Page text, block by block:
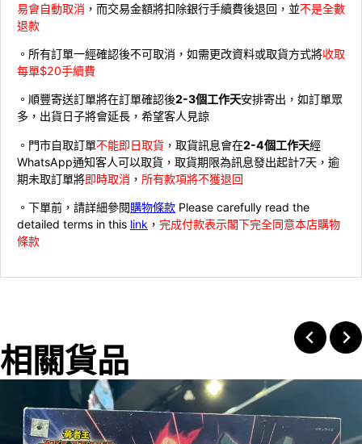
易會自動取消 ，而交易金額將扣除銀行手續費後退回，並不是全數
退款
。所有訂單一經確認後不可取消，如需更改資料或取貨方式將收取
每單$20手續費
。順豐寄送訂單將在訂單確認後2-3個工作天安排寄出，如訂單眾
多，出貨日子將會延長，希望客人見諒
。門市自取訂單不能即日取貨 ，取貨訊息會在2-4個工作天經
WhatsApp通知客人可以取貨，取貨期限為訊息發出起計7天，逾
期未取訂單將即時取消 ， 所有款項將不獲退回
。下單前，請詳細參閱購物條款 Please carefully read the
detailed terms in this link ， 完成付款表示閣下完全同意本店購物
條款
相關貨品